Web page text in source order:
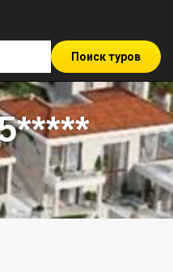
Поиск туров